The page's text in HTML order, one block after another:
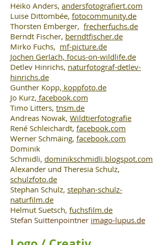
Heiko Anders, andersfotografiert.com
Luise Dittombée, fotocommunity.de
Thorsten Emberger, frecherfuchs.de
Berndt Fischer, berndtfischer.de
Mirko Fuchs, mf-picture.de
Jochen Gerlach, focus-on-wildlife.de
Detlev Hinrichs, naturfotograf-detlev-
hinrichs.de
Gunther Kopp, koppfoto.de
Jo Kurz, facebook.com
Timo Litters, tnsm.de
Andreas Nowak, Wildtierfotografie
René Schleichardt, facebook.com
Werner Schmäing, facebook.com
Dominik
Schmidli, dominikschmidli.blogspot.com
Alexander und Theresia Schulz,
schulzfoto.de
Stephan Schulz, stephan-schulz-
naturfilm.de
Helmut Suetsch, fuchsfilm.de
Stefan Suittenpointner imago-lupus.de